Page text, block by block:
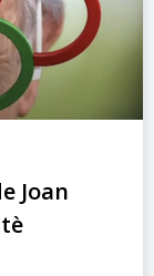
Joan